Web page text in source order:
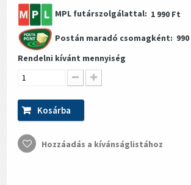
MPL futárszolgálattal: 1 990 Ft
Postán maradó csomagként:
Rendelni kívánt mennyiség
Kosárba
Hozzáadás a kívánságlistához